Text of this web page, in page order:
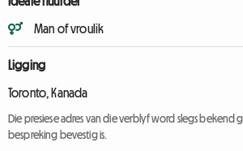
Man of vroulik
Ligging
Toronto, Kanada
Die presiese adres van die verblyf word slegs bekend
bespreking bevestig is.